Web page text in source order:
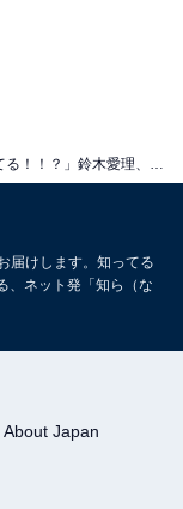
届けします。知ってる
、ネット発「知ら（な
About Japan